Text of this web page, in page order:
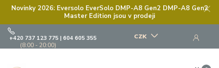
Novinky 2026: Eversolo EverSolo DMP-A8 Gen2 DMP-A8 Gen2
Master Edition jsou v prodeji
CZK
+420 737 123 775 | 604 605 355
(8:00 - 20:00)